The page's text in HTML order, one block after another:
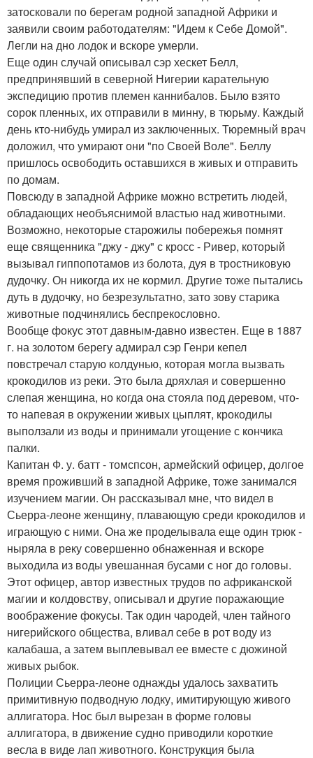
затосковали по берегам родной западной Африки и
заявили своим работодателям: "Идем к Себе Домой".
Легли на дно лодок и вскоре умерли.
Еще один случай описывал сэр хескет Белл,
предпринявший в северной Нигерии карательную
экспедицию против племен каннибалов. Было взято
сорок пленных, их отправили в минну, в тюрьму. Каждый
день кто-нибудь умирал из заключенных. Тюремный врач
доложил, что умирают они "по Своей Воле". Беллу
пришлось освободить оставшихся в живых и отправить
по домам.
Повсюду в западной Африке можно встретить людей,
обладающих необъяснимой властью над животными.
Возможно, некоторые старожилы побережья помнят
еще священника "джу - джу" с кросс - Ривер, который
вызывал гиппопотамов из болота, дуя в тростниковую
дудочку. Он никогда их не кормил. Другие тоже пытались
дуть в дудочку, но безрезультатно, зато зову старика
животные подчинялись беспрекословно.
Вообще фокус этот давным-давно известен. Еще в 1887
г. на золотом берегу адмирал сэр Генри кепел
повстречал старую колдунью, которая могла вызвать
крокодилов из реки. Это была дряхлая и совершенно
слепая женщина, но когда она стояла под деревом, что-
то напевая в окружении живых цыплят, крокодилы
выползали из воды и принимали угощение с кончика
палки.
Капитан Ф. у. батт - томспсон, армейский офицер, долгое
время проживший в западной Африке, тоже занимался
изучением магии. Он рассказывал мне, что видел в
Сьерра-леоне женщину, плавающую среди крокодилов и
играющую с ними. Она же проделывала еще один трюк -
ныряла в реку совершенно обнаженная и вскоре
выходила из воды увешанная бусами с ног до головы.
Этот офицер, автор известных трудов по африканской
магии и колдовству, описывал и другие поражающие
воображение фокусы. Так один чародей, член тайного
нигерийского общества, вливал себе в рот воду из
калабаша, а затем выплевывал ее вместе с дюжиной
живых рыбок.
Полиции Сьерра-леоне однажды удалось захватить
примитивную подводную лодку, имитирующую живого
аллигатора. Нос был вырезан в форме головы
аллигатора, в движение судно приводили короткие
весла в виде лап животного. Конструкция была